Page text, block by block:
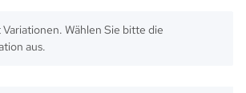
Wählen Sie bitte die
aus.